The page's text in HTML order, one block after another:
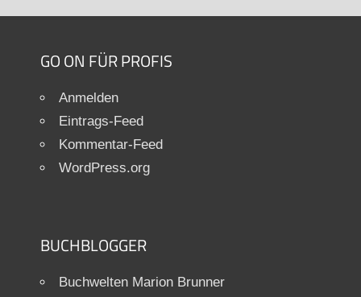
GO ON FÜR PROFIS
Anmelden
Eintrags-Feed
Kommentar-Feed
WordPress.org
BUCHBLOGGER
Buchwelten Marion Brunner